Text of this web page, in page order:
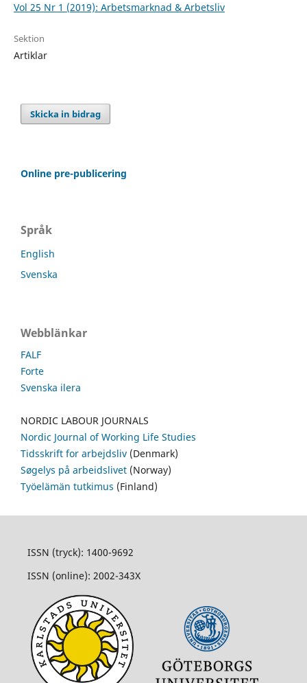
Vol 25 Nr 1 (2019): Arbetsmarknad & Arbetsliv
Sektion
Artiklar
Skicka in bidrag
Online pre-publicering
Språk
English
Svenska
Webblänkar
FALF
Forte
Svenska ilera
NORDIC LABOUR JOURNALS
Nordic Journal of Working Life Studies
Tidsskrift for arbejdsliv (Denmark)
Søgelys på arbeidslivet (Norway)
Työelämän tutkimus (Finland)
ISSN (tryck): 1400-9692
ISSN (online): 2002-343X